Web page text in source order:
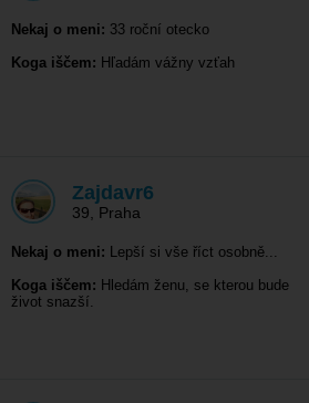
Nekaj o meni: 33 roční otecko
Koga iščem: Hľadám vážny vzťah
Zajdavr6
39 Praha
Nekaj o meni: Lepší si vše říct osobně...
Koga iščem: Hledám ženu, se kterou bude
život snazší.